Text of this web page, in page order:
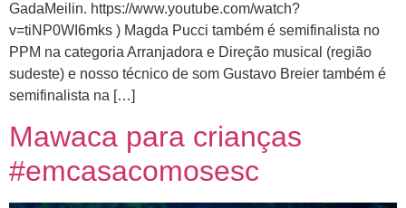
GadaMeilin. https://www.youtube.com/watch?
v=tiNP0WI6mks ) Magda Pucci também é semifinalista no
PPM na categoria Arranjadora e Direção musical (região
sudeste) e nosso técnico de som Gustavo Breier também é
semifinalista na […]
Mawaca para crianças
#emcasacomosesc